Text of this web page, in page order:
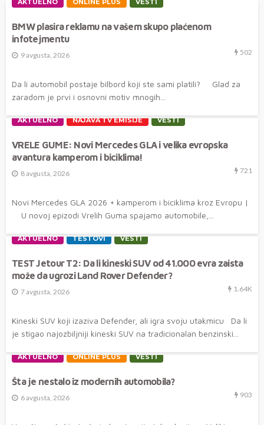
BMW plasira reklamu na vašem skupo plaćenom
infotejmentu
9 avgusta, 2026 502
Da li automobil postaje bilbord koji ste sami platili? Glad za
zaradom je prvi i osnovni motiv mnogih...
AKTUELNO NAJAVA TV EMISIJE VESTI
VRELE GUME: Novi Mercedes GLA i velika evropska
avantura kamperom i biciklima!
8 avgusta, 2026 721
Novi Mercedes GLA 2026 + kamperom i biciklima kroz Evropu |
U novoj epizodi Vrelih Guma spajamo automobile,...
AKTUELNO TESTOVI VESTI
TEST Jetour T2: Da li kineski SUV od 41.000 evra zaista
može da ugrozi Land Rover Defender?
7 avgusta, 2026 1.64K
Kineski SUV koji izaziva Defender, ali igra svoju utakmicu Da li
je stigao najozbiljniji kineski SUV na tradicionalan benzinski...
AKTUELNO ONLINE PLUS VESTI
Šta je nestalo iz modernih automobila?
6 avgusta, 2026 903